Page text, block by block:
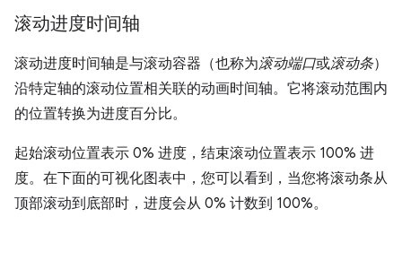
滚动进度时间轴
滚动进度时间轴是与滚动容器（也称为滚动端口或滚动条）
沿特定轴的滚动位置相关联的动画时间轴。它将滚动范围内
的位置转换为进度百分比。
起始滚动位置表示 0% 进度，结束滚动位置表示 100% 进
度。在下面的可视化图表中，您可以看到，当您将滚动条从
顶部滚动到底部时，进度会从 0% 计数到 100%。